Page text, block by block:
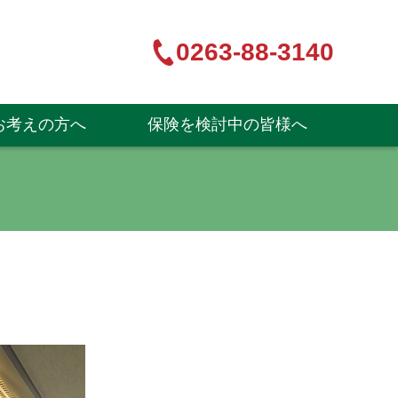
0263-88-3140
考えの方へ 保険を検討中の皆様へ